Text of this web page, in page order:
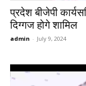
प्रदेश बीजेपी
दिग्गज होगे शामिल
admin - July 9, 2024
Video
Player